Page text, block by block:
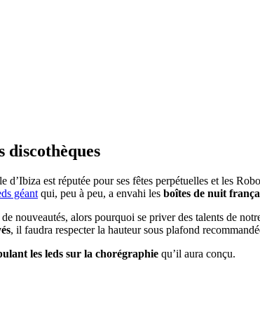
discothèques
d’Ibiza est réputée pour ses fêtes perpétuelles et les
géant qui, peu à peu, a envahi les boîtes de nuit
nouveautés, alors pourquoi se priver des talents de
, il faudra respecter la hauteur sous plafond
les leds sur la chorégraphie qu’il aura conçu.